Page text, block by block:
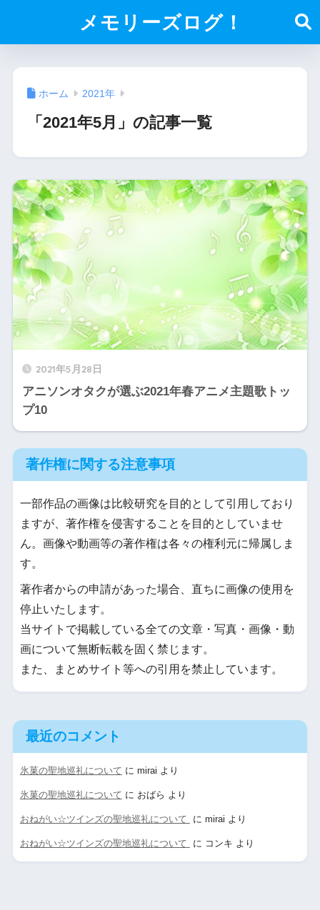
メモリーズログ！
ホーム 2021年
「2021年5月」の記事一覧
2021年5月28日
アニソンオタクが選ぶ2021年春アニメ主題歌トッ
プ10
著作権に関する注意事項
一部作品の画像は比較研究を目的として引用しており
ますが、著作権を侵害することを目的としていませ
ん。画像や動画等の著作権は各々の権利元に帰属しま
す。
著作者からの申請があった場合、直ちに画像の使用を
停止いたします。
当サイトで掲載している全ての文章・写真・画像・動
画について無断転載を固く禁じます。
また、まとめサイト等への引用を禁止しています。
最近のコメント
氷菓の聖地巡礼について に mirai より
氷菓の聖地巡礼について に おばら より
おねがい☆ツインズの聖地巡礼について に mirai より
おねがい☆ツインズの聖地巡礼について に コンキ より